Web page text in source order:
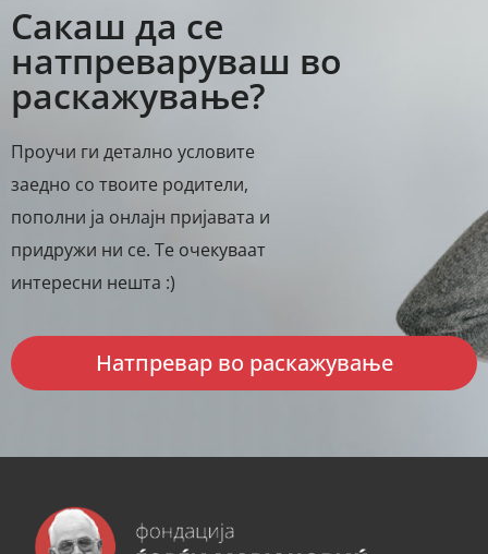
Сакаш да се
натпреваруваш во
раскажување?
Проучи ги детално условите
заедно со твоите родители,
пополни ја онлајн пријавата и
придружи ни се. Те очекуваат
интересни нешта :)
Натпревар во раскажување